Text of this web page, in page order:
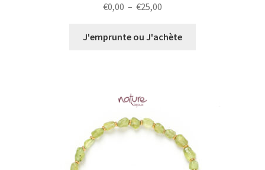
€0,00 – €25,00
prix :
J'emprunte ou J'achète